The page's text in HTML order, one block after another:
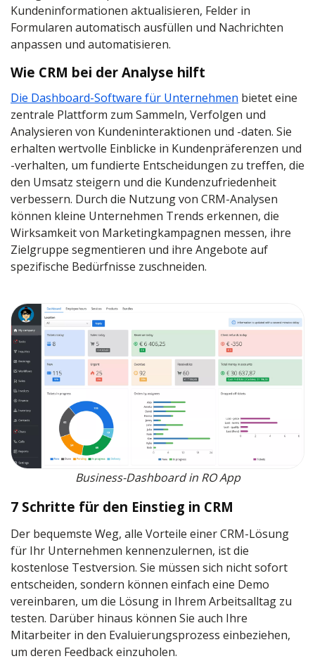
Kundeninformationen aktualisieren, Felder in
Formularen automatisch ausfüllen und Nachrichten
anpassen und automatisieren.
Wie CRM bei der Analyse hilft
Die Dashboard-Software für Unternehmen bietet eine
zentrale Plattform zum Sammeln, Verfolgen und
Analysieren von Kundeninteraktionen und -daten. Sie
erhalten wertvolle Einblicke in Kundenpräferenzen und
-verhalten, um fundierte Entscheidungen zu treffen, die
den Umsatz steigern und die Kundenzufriedenheit
verbessern. Durch die Nutzung von CRM-Analysen
können kleine Unternehmen Trends erkennen, die
Wirksamkeit von Marketingkampagnen messen, ihre
Zielgruppe segmentieren und ihre Angebote auf
spezifische Bedürfnisse zuschneiden.
Business-Dashboard in RO App
7 Schritte für den Einstieg in CRM
Der bequemste Weg, alle Vorteile einer CRM-Lösung
für Ihr Unternehmen kennenzulernen, ist die
kostenlose Testversion. Sie müssen sich nicht sofort
entscheiden, sondern können einfach eine Demo
vereinbaren, um die Lösung in Ihrem Arbeitsalltag zu
testen. Darüber hinaus können Sie auch Ihre
Mitarbeiter in den Evaluierungsprozess einbeziehen,
um deren Feedback einzuholen.